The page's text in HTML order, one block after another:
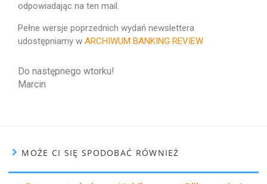
odpowiadając na ten mail.
Pełne wersje poprzednich wydań newslettera
udostępniamy w ARCHIWUM BANKING REVIEW
Do następnego wtorku!
Marcin
MOŻE CI SIĘ SPODOBAĆ RÓWNIEŻ